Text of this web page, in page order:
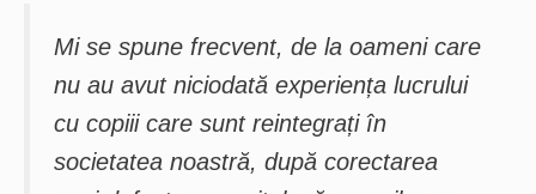
Mi se spune frecvent, de la oameni care
nu au avut niciodată experiența lucrului
cu copiii care sunt reintegrați în
societatea noastră, după corectarea